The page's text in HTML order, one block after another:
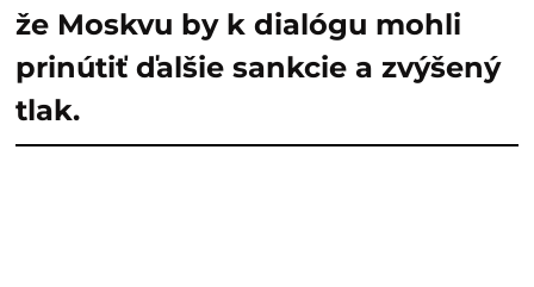
že Moskvu by k dialógu mohli
prinútiť ďalšie sankcie a zvýšený
tlak.